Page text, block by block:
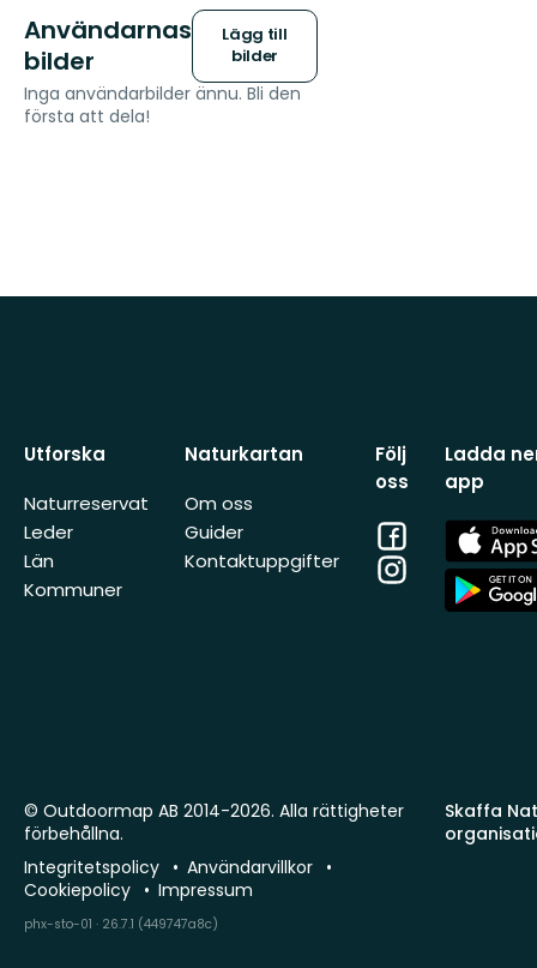
Användarnas
bilder
Lägg till
bilder
Inga användarbilder ännu. Bli den
första att dela!
Utforska
Naturreservat
Leder
Län
Kommuner
Naturkartan
Om oss
Guider
Kontaktuppgifter
Följ
oss
Facebook
Instagram
Ladda
app
App
Store
App
Store
Skaffa
© Outdoormap AB 2014-2026. Alla rättigheter
förbehållna.
Integritetspolicy
Användarvillkor
Cookiepolicy
Impressum
phx-sto-01 · 26.7.1 (449747a8c)